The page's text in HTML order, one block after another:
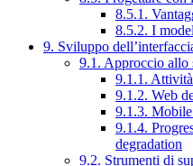
8.5.1.
8.5.2. I
9. Sviluppo
9.1. Approccio allo
9.1.1.
9.1.2. Web
9.1.3.
9.1.4.
degradation
9.2. Strumenti di